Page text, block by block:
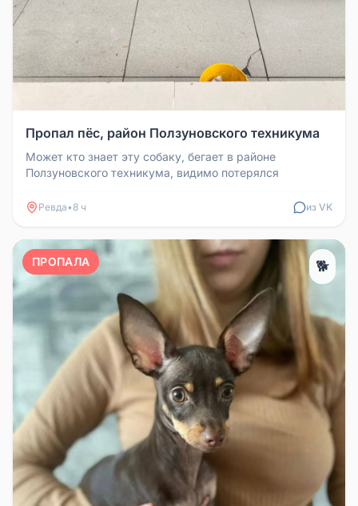
Пропал пёс, район Ползуновского техникума
Может кто знает эту собаку, бегает в районе
Ползуновского техникума, видимо потерялся
Ревда• 8 ч из VK
ПРОПАЛА 🐕